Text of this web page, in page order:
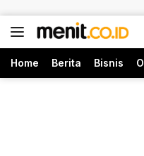
Home Berita Bisnis